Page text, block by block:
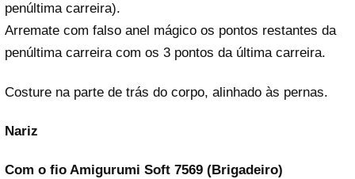
penúltima carreira).
Arremate com falso anel mágico os pontos restantes da
penúltima carreira com os 3 pontos da última carreira.
Costure na parte de trás do corpo, alinhado às pernas.
Nariz
Com o fio Amigurumi Soft 7569 (Brigadeiro)